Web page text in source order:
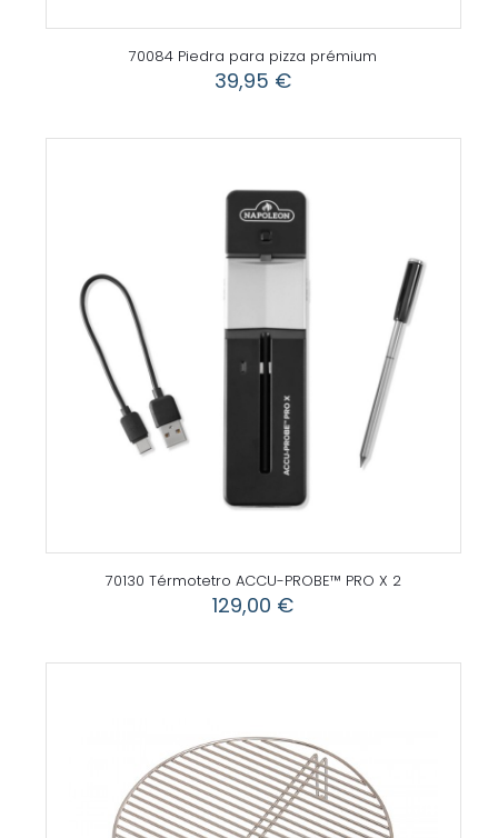
70084 Piedra para pizza prémium
39,95 €
70130 Térmotetro ACCU-PROBE™ PRO X 2
129,00 €